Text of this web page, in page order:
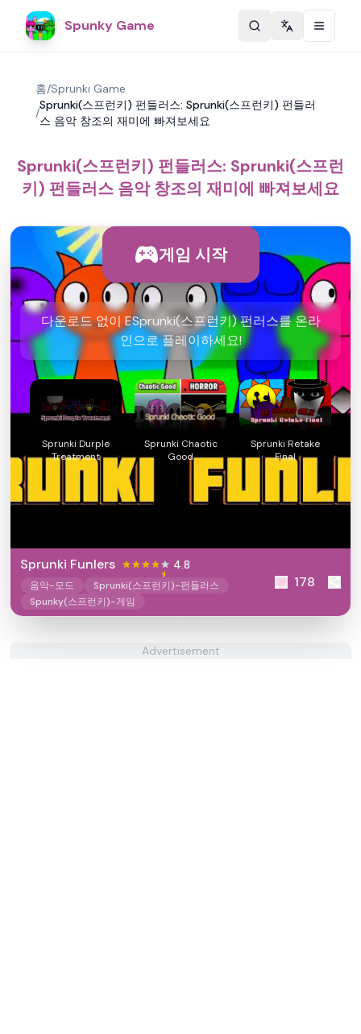
Spunky Game Change
홈/Sprunki Game
/
Sprunki(스프런키) 펀들러스: Sprunki(스프런키) 펀들러
스 음악 창조의 재미에 빠져보세요
Sprunki(스프런키) 펀들러스: Sprunki(스프런
키) 펀들러스 음악 창조의 재미에 빠져보세요
게임 시작
다운로드 없이 ESprunki(스프런키) 펀러스를 온라
인으로 플레이하세요!
Sprunki Durple
Treatment
Sprunki Chaotic
Good
Sprunki Retake
Final
Sprunki Funlers 4.8
음악-모드
Sprunki(스프런키)-펀들러스
Spunky(스프런키)-게임
178
Advertisement